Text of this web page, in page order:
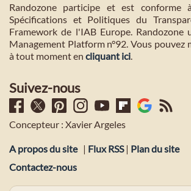
Randozone participe et est conforme
Spécifications et Politiques du
Framework de l'IAB Europe. Randozone
Management Platform n°92. Vous pouvez
à tout moment en cliquant ici
Suivez-nous
Concepteur : Xavier Argeles
A propos du site | Flux RSS| Plan du site
Contactez-nous